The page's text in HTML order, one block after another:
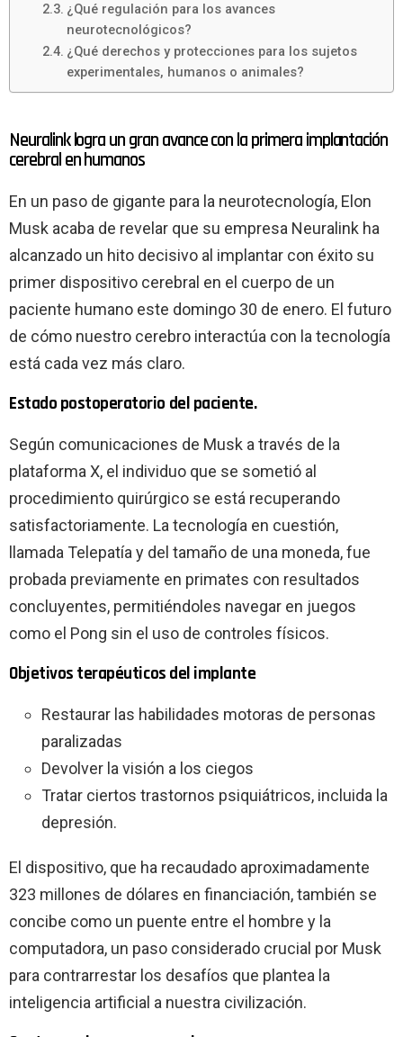
¿Qué regulación para los avances
neurotecnológicos?
¿Qué derechos y protecciones para los sujetos
experimentales, humanos o animales?
Neuralink logra un gran avance con la primera implantación
cerebral en humanos
En un paso de gigante para la neurotecnología, Elon
Musk acaba de revelar que su empresa Neuralink ha
alcanzado un hito decisivo al implantar con éxito su
primer dispositivo cerebral en el cuerpo de un
paciente humano este domingo 30 de enero. El futuro
de cómo nuestro cerebro interactúa con la tecnología
está cada vez más claro.
Estado postoperatorio del paciente.
Según comunicaciones de Musk a través de la
plataforma X, el individuo que se sometió al
procedimiento quirúrgico se está recuperando
satisfactoriamente. La tecnología en cuestión,
llamada Telepatía y del tamaño de una moneda, fue
probada previamente en primates con resultados
concluyentes, permitiéndoles navegar en juegos
como el Pong sin el uso de controles físicos.
Objetivos terapéuticos del implante
Restaurar las habilidades motoras de personas
paralizadas
Devolver la visión a los ciegos
Tratar ciertos trastornos psiquiátricos, incluida la
depresión.
El dispositivo, que ha recaudado aproximadamente
323 millones de dólares en financiación, también se
concibe como un puente entre el hombre y la
computadora, un paso considerado crucial por Musk
para contrarrestar los desafíos que plantea la
inteligencia artificial a nuestra civilización.